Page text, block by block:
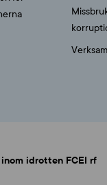
idrotten FCEI rf